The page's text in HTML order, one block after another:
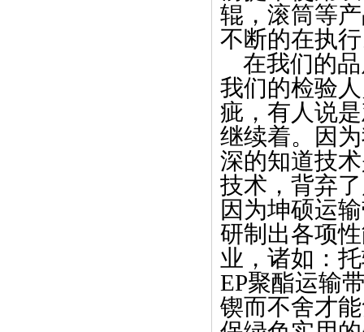
辊，滚筒等
不断的在执
在我们的品
我们的检验
疵，有人说
继续着。因
深的知道技
技术，背弃
因为坤硕运
研制出各项
业，诸如：
EP聚酯运输
锲而不舍才